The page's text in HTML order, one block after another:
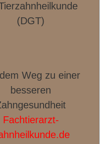
(DGT)
Weg zu einer
besseren
Fachtierarzt-